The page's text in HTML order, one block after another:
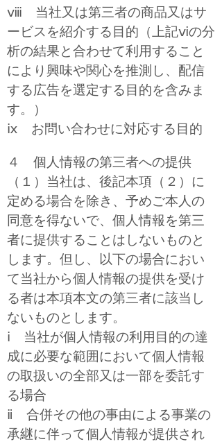
ⅷ 当社又は第三者の商品又はサ
ービスを紹介する目的（上記ⅵの分
析の結果と合わせて利用すること
により興味や関心を推測し、配信
する広告を選定する目的を含みま
す。）
ⅸ お問い合わせに対応する目的
４ 個人情報の第三者への提供
（１）当社は、後記本項（２）に
定める場合を除き、予めご本人の
同意を得ないで、個人情報を第三
者に提供することはしないものと
します。但し、以下の場合におい
て当社から個人情報の提供を受け
る者は本項本文の第三者に該当し
ないものとします。
ⅰ 当社が個人情報の利用目的の達
成に必要な範囲において個人情報
の取扱いの全部又は一部を委託す
る場合
ⅱ 合併その他の事由による事業の
承継に伴って個人情報が提供され